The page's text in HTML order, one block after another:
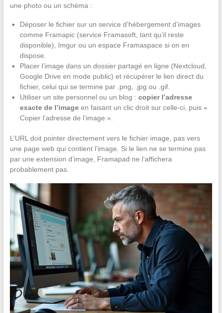
une photo ou un schéma :
Déposer le fichier sur un service d’hébergement d’images
comme Framapic (service Framasoft, tant qu’il reste
disponible), Imgur ou un espace Framaspace si on en
dispose.
Placer l’image dans un dossier partagé en ligne (Nextcloud,
Google Drive en mode public) et récupérer le lien direct du
fichier, celui qui se termine par .png, .jpg ou .gif.
Utiliser un site personnel ou un blog : copier l’adresse
exacte de l’imageen faisant un clic droit sur celle-ci, puis «
Copier l’adresse de l’image ».
L’URL doit pointer directement vers le fichier image, pas vers
une page web qui contient l’image. Si le lien ne se termine pas
par une extension d’image, Framapad ne l’affichera
probablement pas.